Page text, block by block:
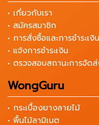
• เกี่ยวกับเรา
• สมัครสมาชิก
• การสั่งซื้อและการชำระเงิน
• แจ้งการชำระเงิน
• ตรวจสอบสถานะการจัด
WongGuru
• กระเบื้องยางลายไม้
• พื้นไม้ลามิเนต